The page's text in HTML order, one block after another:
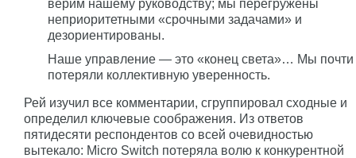
верим нашему руководству; мы перегружены
неприоритетными «срочными задачами» и
дезориентированы.
Наше управление — это «конец света»… Мы почти
потеряли коллективную уверенность.
Рей изучил все комментарии, сгруппировал сходные и
определил ключевые соображения. Из ответов
пятидесяти респондентов со всей очевидностью
вытекало: Micro Switch потеряла волю к конкурентной